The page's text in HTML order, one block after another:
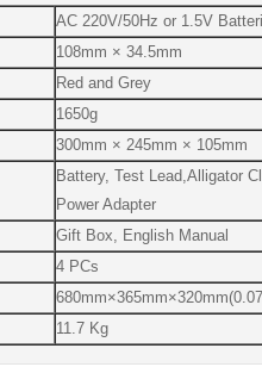
AC 220V/50Hz or 1.5V
108mm × 34.5mm
Red and Grey
1650g
300mm × 245mm × 105mm
Battery, Test Lead,Alligator
Power Adapter
Gift Box, English Manual
4 PCs
11.7 Kg